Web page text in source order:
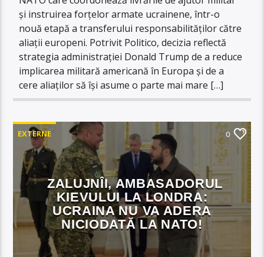
și instruirea forțelor armate ucrainene, într-o
nouă etapă a transferului responsabilităților către
aliații europeni. Potrivit Politico, decizia reflectă
strategia administrației Donald Trump de a reduce
implicarea militară americană în Europa și de a
cere aliaților să își asume o parte mai mare […]
EXTERNE 0
ZALUJNÎI, AMBASADORUL
KIEVULUI LA LONDRA:
UCRAINA NU VA ADERA
NICIODATĂ LA NATO!